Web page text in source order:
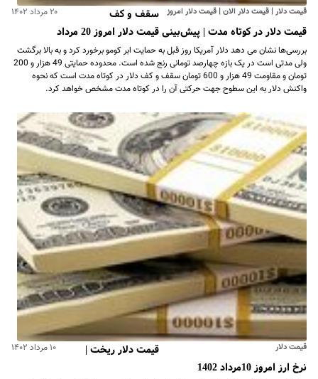
قیمت دلار | قیمت دلار الان | قیمت دلار امروز ۲۰ مرداد ۱۴۰۲
سقف و کف
قیمت دلار در کوتاه مدت | پیش‌بینی قیمت دلار امروز 20 مرداد
بررسی‌ها نشان می دهد دلار آمریکا روز قبل به حمایت ابر کومو برخورد کرد و به بالا برگشت
ولی مدتی است در یک بازه چهارصد تومانی رنج شده است. محدوده حمایتی 49 هزار و 200
تومان و مقاومت 49 هزار و 600 تومان سقف و کف دلار در کوتاه مدت است که نحوه
واکنش دلار به این سطوح جهت حرکتی آن را در کوتاه مدت مشخص خواهد کرد.
قیمت دلار ۱۰ مرداد ۱۴۰۲
قیمت دلار ریخت |
نرخ ارز امروز 10مرداد 1402